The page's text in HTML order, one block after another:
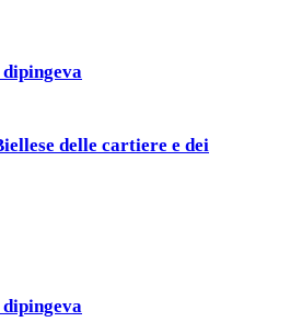
delle cartiere e dei